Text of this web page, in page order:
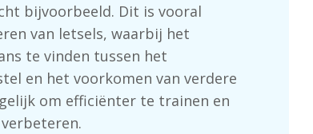
bijvoorbeeld. Dit is vooral
van letsels, waarbij het
te vinden tussen het
en het voorkomen van verdere
om efficiënter te trainen en